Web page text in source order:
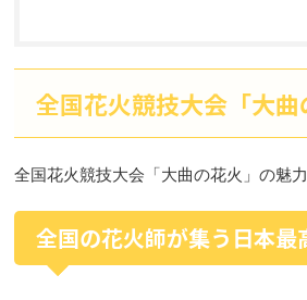
全国花火競技大会「大
全国花火競技大会「大曲の花火」の魅
全国の花火師が集う日本最